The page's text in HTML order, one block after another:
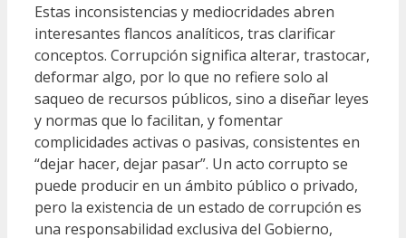
Estas inconsistencias y mediocridades abren
interesantes flancos analíticos, tras clarificar
conceptos. Corrupción significa alterar, trastocar,
deformar algo, por lo que no refiere solo al
saqueo de recursos públicos, sino a diseñar leyes
y normas que lo facilitan, y fomentar
complicidades activas o pasivas, consistentes en
“dejar hacer, dejar pasar”. Un acto corrupto se
puede producir en un ámbito público o privado,
pero la existencia de un estado de corrupción es
una responsabilidad exclusiva del Gobierno,